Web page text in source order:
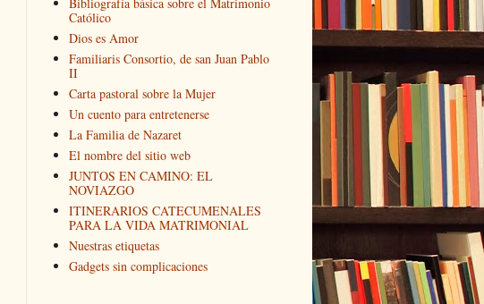
Católico
Dios es Amor
Familiaris Consortio, de san Juan Pablo
II
Carta pastoral sobre la Mujer
Un cuento para entretenerse
La Familia de Nazaret
El nombre del sitio web
JUNTOS EN CAMINO: EL
NOVIAZGO
ITINERARIOS CATECUMENALES
PARA LA VIDA MATRIMONIAL
Nuestras etiquetas
Gadgets sin complicaciones